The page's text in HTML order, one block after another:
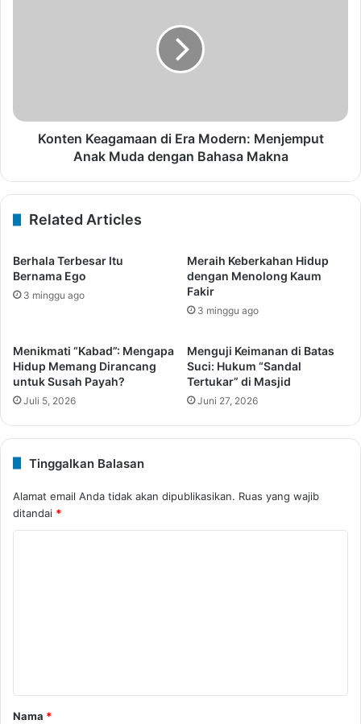
Konten Keagamaan di Era Modern: Menjemput
Anak Muda dengan Bahasa Makna
Related Articles
Berhala Terbesar Itu
Bernama Ego
3 minggu ago
Meraih Keberkahan Hidup
dengan Menolong Kaum
Fakir
3 minggu ago
Menikmati “Kabad”: Mengapa
Hidup Memang Dirancang
untuk Susah Payah?
Juli 5, 2026
Menguji Keimanan di Batas
Suci: Hukum “Sandal
Tertukar” di Masjid
Juni 27, 2026
Tinggalkan Balasan
Alamat email Anda tidak akan dipublikasikan. Ruas yang wajib
ditandai *
rNama *